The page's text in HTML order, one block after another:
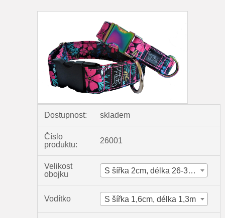
Dostupnost: skladem
Číslo
produktu:
26001
Velikost
obojku
S šířka 2cm, délka 26-37cm
Vodítko S šířka 1,6cm, délka 1,3m